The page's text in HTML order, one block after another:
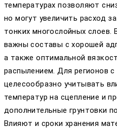
температурах позволяют
но могут увеличить расход
тонких многослойных слоев.
важны составы с хорошей
а также оптимальной
распылением. Для регионов
целесообразно учитывать
температур на сцепление и
дополнительные грунтовки
Влияют и сроки хранения